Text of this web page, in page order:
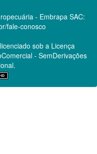
- Embrapa SAC:
fale-conosco
sob a Licença
- SemDerivações